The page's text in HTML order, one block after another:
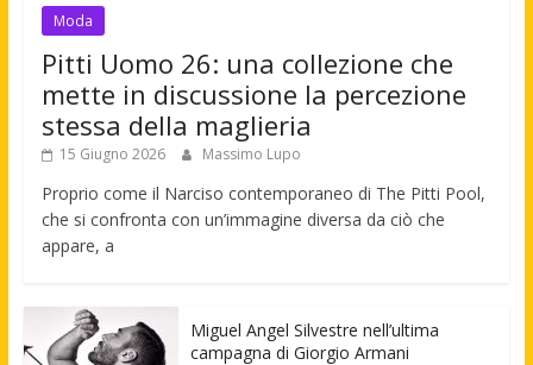
Moda
Pitti Uomo 26: una collezione che
mette in discussione la percezione
stessa della maglieria
15 Giugno 2026 Massimo Lupo
Proprio come il Narciso contemporaneo di The Pitti Pool,
che si confronta con un’immagine diversa da ciò che
appare, a
Miguel Angel Silvestre nell’ultima
campagna di Giorgio Armani